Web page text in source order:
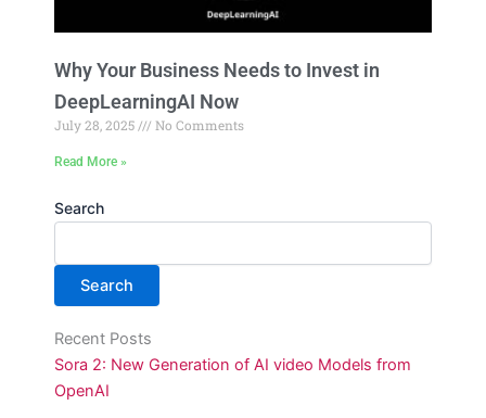
Why Your Business Needs to Invest in
DeepLearningAI Now
July 28, 2025 No Comments
Read More »
Search
Search
Recent Posts
Sora 2: New Generation of AI video Models from
OpenAI